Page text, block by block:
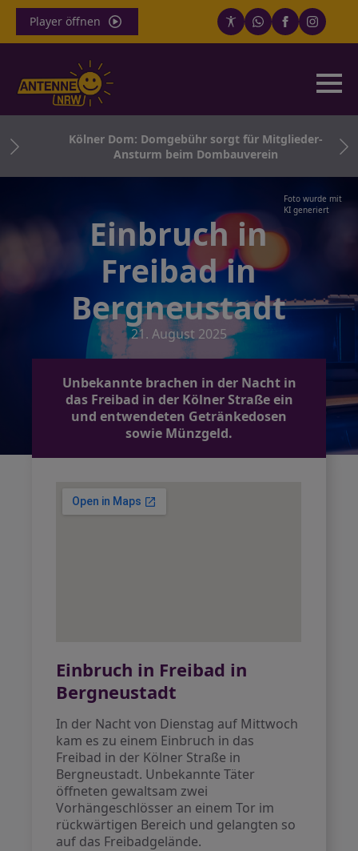
Player öffnen
Kölner Dom: Domgebühr sorgt für Mitglieder-
Ansturm beim Dombauverein
Foto wurde mit
KI generiert
Einbruch in
Freibad in
Bergneustadt
21. August 2025
Unbekannte brachen in der Nacht in
das Freibad in der Kölner Straße ein
und entwendeten Getränkedosen
sowie Münzgeld.
Einbruch in Freibad in
Bergneustadt
In der Nacht von Dienstag auf Mittwoch
kam es zu einem Einbruch in das
Freibad in der Kölner Straße in
Bergneustadt. Unbekannte Täter
öffneten gewaltsam zwei
Vorhängeschlösser an einem Tor im
rückwärtigen Bereich und gelangten so
auf das Freibadgelände.